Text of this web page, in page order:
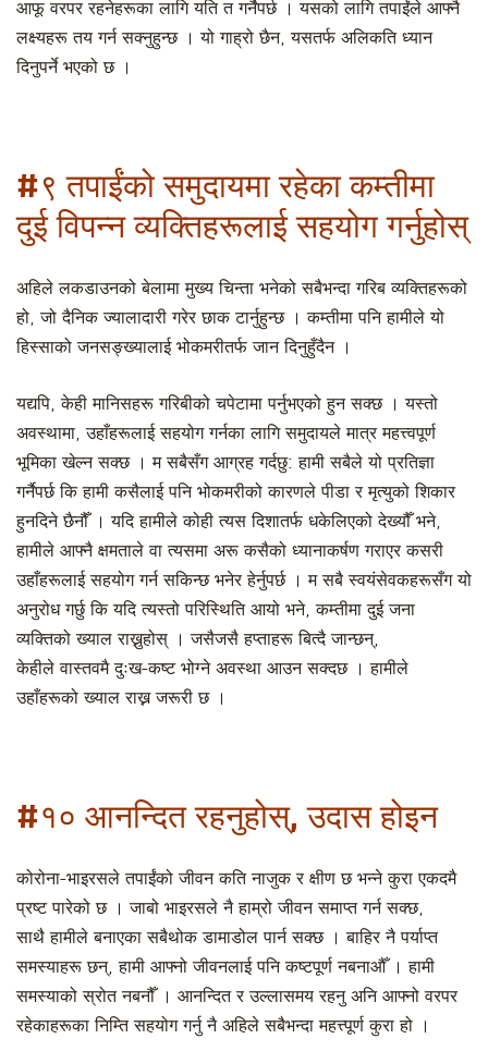
आफू वरपर रहनेहरूका लागि यति त गर्नैपर्छ । यसको लागि तपाईंले आफ्नै
लक्ष्यहरू तय गर्न सक्नुहुन्छ । यो गाह्रो छैन, यसतर्फ अलिकति ध्यान
दिनुपर्ने भएको छ ।
#९ तपाईंको समुदायमा रहेका कम्तीमा
दुई विपन्न व्यक्तिहरूलाई सहयोग गर्नुहोस्
अहिले लकडाउनको बेलामा मुख्य चिन्ता भनेको सबैभन्दा गरिब व्यक्तिहरूको
हो, जो दैनिक ज्यालादारी गरेर छाक टार्नुहुन्छ । कम्तीमा पनि हामीले यो
हिस्साको जनसङ्ख्यालाई भोकमरीतर्फ जान दिनुहुँदैन ।
यद्यपि, केही मानिसहरू गरिबीको चपेटामा पर्नुभएको हुन सक्छ । यस्तो
अवस्थामा, उहाँहरूलाई सहयोग गर्नका लागि समुदायले मात्र महत्त्वपूर्ण
भूमिका खेल्न सक्छ । म सबैसँग आग्रह गर्दछु: हामी सबैले यो प्रतिज्ञा
गर्नैपर्छ कि हामी कसैलाई पनि भोकमरीको कारणले पीडा र मृत्युको शिकार
हुनदिने छैनौँ । यदि हामीले कोही त्यस दिशातर्फ धकेलिएको देख्यौँ भने,
हामीले आफ्नै क्षमताले वा त्यसमा अरू कसैको ध्यानाकर्षण गराएर कसरी
उहाँहरूलाई सहयोग गर्न सकिन्छ भनेर हेर्नुपर्छ । म सबै स्वयंसेवकहरूसँग यो
अनुरोध गर्छु कि यदि त्यस्तो परिस्थिति आयो भने, कम्तीमा दुई जना
व्यक्तिको ख्याल राख्नुहोस् । जसैजसै हप्ताहरू बित्दै जान्छन्,
केहीले वास्तवमै दुःख-कष्ट भोग्ने अवस्था आउन सक्दछ । हामीले
उहाँहरूको ख्याल राख्न जरूरी छ ।
#१० आनन्दित रहनुहोस्, उदास होइन
कोरोना-भाइरसले तपाईंको जीवन कति नाजुक र क्षीण छ भन्ने कुरा एकदमै
प्रष्ट पारेको छ । जाबो भाइरसले नै हाम्रो जीवन समाप्त गर्न सक्छ,
साथै हामीले बनाएका सबैथोक डामाडोल पार्न सक्छ । बाहिर नै पर्याप्त
समस्याहरू छन्, हामी आफ्नो जीवनलाई पनि कष्टपूर्ण नबनाऔँ । हामी
समस्याको स्रोत नबनौँ । आनन्दित र उल्लासमय रहनु अनि आफ्नो वरपर
रहेकाहरूका निम्ति सहयोग गर्नु नै अहिले सबैभन्दा महत्त्पूर्ण कुरा हो ।